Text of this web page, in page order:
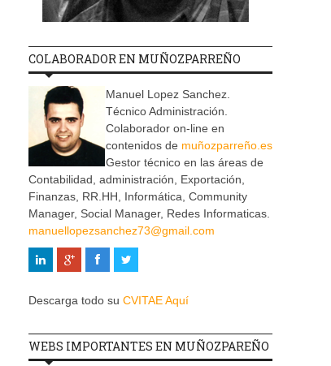
COLABORADOR EN MUÑOZPARREÑO
Manuel Lopez Sanchez.
Técnico Administración.
Colaborador on-line en
contenidos de muñozparreño.es
Gestor técnico en las áreas de
Contabilidad, administración, Exportación,
Finanzas, RR.HH, Informática, Community
Manager, Social Manager, Redes Informaticas.
manuellopezsanchez73@gmail.com
Descarga todo su CVITAE Aquí
WEBS IMPORTANTES EN MUÑOZPAREÑO